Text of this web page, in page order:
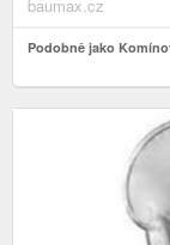
baumax.cz
Podobně jako